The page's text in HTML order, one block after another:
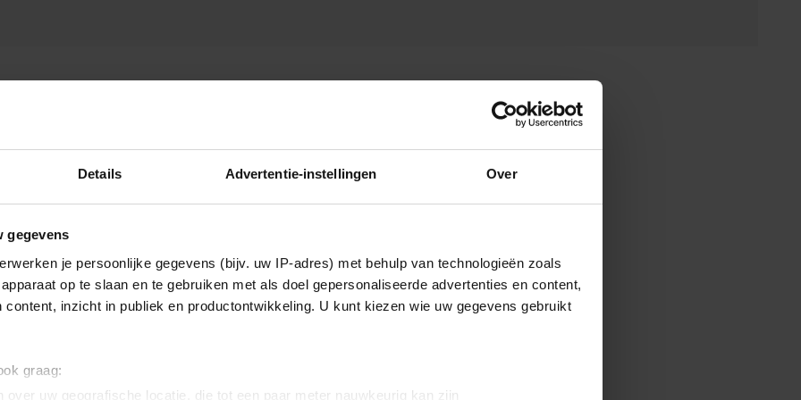
Details Advertentie-instellingen Over
gegevens
je persoonlijke gegevens (bijv. uw IP-adres) met behulp van technologieën zoals
op te slaan en te gebruiken met als doel gepersonaliseerde advertenties en content,
content, inzicht in publiek en productontwikkeling. U kunt kiezen wie uw gegevens gebruikt
graag:
over uw geografische locatie, die tot een paar meter nauwkeurig kan zijn